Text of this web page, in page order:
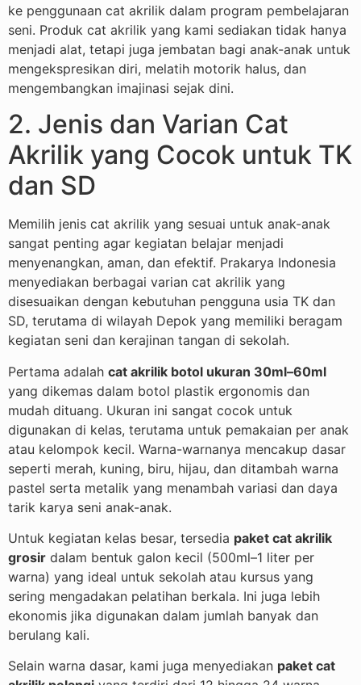
ke penggunaan cat akrilik dalam program pembelajaran
seni. Produk cat akrilik yang kami sediakan tidak hanya
menjadi alat, tetapi juga jembatan bagi anak-anak untuk
mengekspresikan diri, melatih motorik halus, dan
mengembangkan imajinasi sejak dini.
2. Jenis dan Varian Cat
Akrilik yang Cocok untuk TK
dan SD
Memilih jenis cat akrilik yang sesuai untuk anak-anak
sangat penting agar kegiatan belajar menjadi
menyenangkan, aman, dan efektif. Prakarya Indonesia
menyediakan berbagai varian cat akrilik yang
disesuaikan dengan kebutuhan pengguna usia TK dan
SD, terutama di wilayah Depok yang memiliki beragam
kegiatan seni dan kerajinan tangan di sekolah.
Pertama adalah cat akrilik botol ukuran 30ml–60ml
yang dikemas dalam botol plastik ergonomis dan
mudah dituang. Ukuran ini sangat cocok untuk
digunakan di kelas, terutama untuk pemakaian per anak
atau kelompok kecil. Warna-warnanya mencakup dasar
seperti merah, kuning, biru, hijau, dan ditambah warna
pastel serta metalik yang menambah variasi dan daya
tarik karya seni anak-anak.
Untuk kegiatan kelas besar, tersedia paket cat akrilik
grosir dalam bentuk galon kecil (500ml–1 liter per
warna) yang ideal untuk sekolah atau kursus yang
sering mengadakan pelatihan berkala. Ini juga lebih
ekonomis jika digunakan dalam jumlah banyak dan
berulang kali.
Selain warna dasar, kami juga menyediakan paket cat